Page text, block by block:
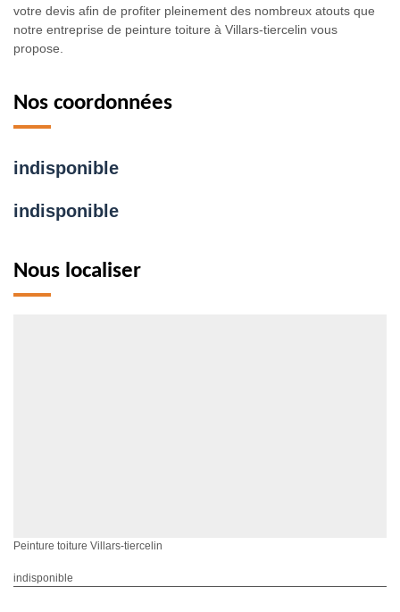
votre devis afin de profiter pleinement des nombreux atouts que
notre entreprise de peinture toiture à Villars-tiercelin vous
propose.
Nos coordonnées
indisponible
indisponible
Nous localiser
Peinture toiture Villars-tiercelin
indisponible